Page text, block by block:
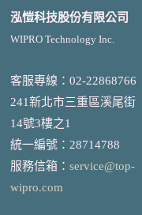
泓愷科技股份有限公司
WIPRO Technology Inc.
客服專線：02-22868766
241新北市三重區溪尾街
14號3樓之1
統一編號 ： 28714788
服務信箱： service@top-
wipro.com